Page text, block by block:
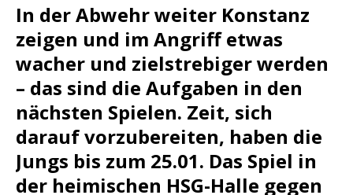
In der Abwehr weiter Konstanz
zeigen und im Angriff etwas
wacher und zielstrebiger werden
– das sind die Aufgaben in den
nächsten Spielen. Zeit, sich
darauf vorzubereiten, haben die
Jungs bis zum 25.01. Das Spiel in
der heimischen HSG-Halle gegen